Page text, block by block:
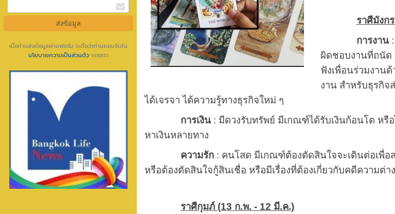
เมื่อท่านส่งข้อมูลผ่านฟอร์ม จะถือว่าท่านยอมรับใน
นโยบายความเป็นส่วนตัว ของเรา
ราศีมังก
การงาน:
ผิดชอบงานที่ถนัด
ฟังเพื่อนร่วมงาน
งาน สำหรับธุรกิจ
ได้เจรจา ได้ความรู้ทางธุรกิจใหม่ ๆ
การเงิน: มีดวงรับทรัพย์ มีเกณฑ์ได้รับเงินก้อนโต หรื
หาเงินหลายทาง
ความรัก: คนโสด มีเกณฑ์ต้องตัดสินใจจะเดินต่อเพื่
หรือต้องตัดสินใจกู้สินเชื่อ หรือมีเรื่องที่ต้องเกี่ยวกับคดีความต่า
ราศีกุมภ์ (13 ก.พ. - 12 มี.ค.)